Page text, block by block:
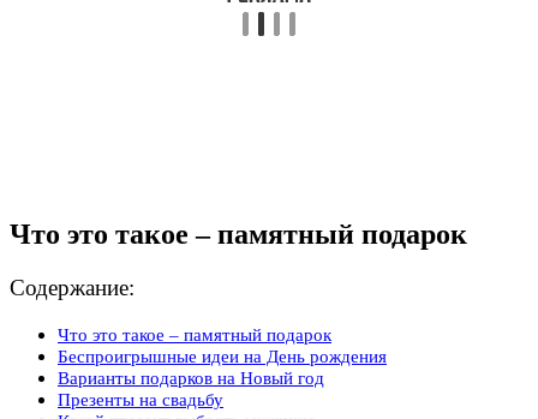
Что это такое – памятный подарок
Содержание:
Что это такое – памятный подарок
Беспроигрышные идеи на День рождения
Варианты подарков на Новый год
Презенты на свадьбу